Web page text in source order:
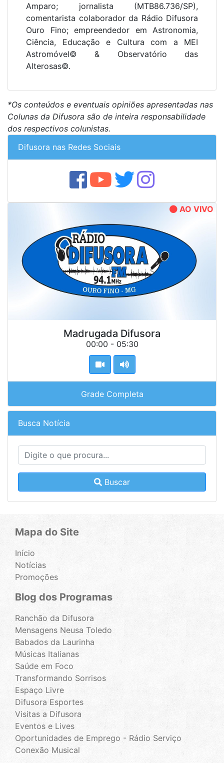
Amparo; jornalista (MTB86.736/SP),
comentarista colaborador da Rádio Difusora
Ouro Fino; empreendedor em Astronomia,
Ciência, Educação e Cultura com a MEI
Astromóvel© & Observatório das
Alterosas©.
*Os conteúdos e eventuais opiniões apresentadas nas
Colunas da Difusora são de inteira responsabilidade
dos respectivos colunistas.
Difusora nas Redes Sociais
AO VIVO
Madrugada Difusora
00:00 - 05:30
Grade Completa
Busca Notícia
Buscar
Mapa do Site
Início
Notícias
Promoções
Blog dos Programas
Ranchão da Difusora
Mensagens Neusa Toledo
Babados da Laurinha
Músicas Italianas
Saúde em Foco
Transformando Sorrisos
Espaço Livre
Difusora Esportes
Visitas a Difusora
Eventos e Lives
Oportunidades de Emprego - Rádio Serviço
Conexão Musical